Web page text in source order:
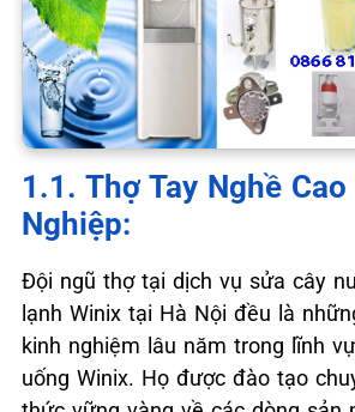
1.1. Thợ Tay Nghề
Nghiệp:
Đội ngũ thợ tại dịch vụ sửa cây
lạnh Winix tại Hà Nội đều là
kinh nghiệm lâu năm trong lĩnh
uống Winix. Họ được đào tạo